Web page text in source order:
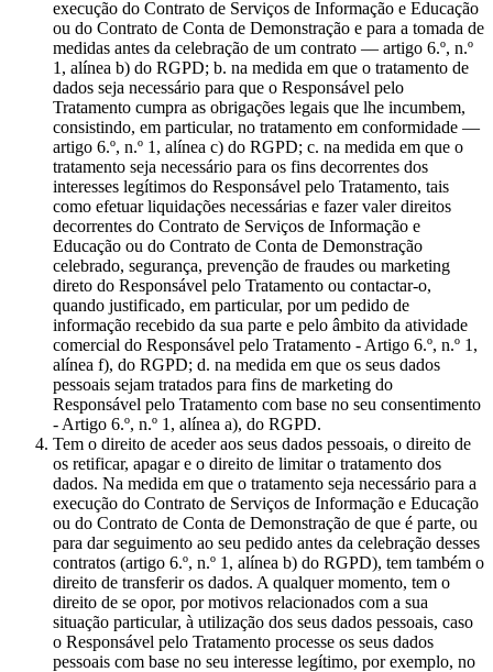
execução do Contrato de Serviços de Informação e Educação
ou do Contrato de Conta de Demonstração e para a tomada de
medidas antes da celebração de um contrato — artigo 6.º, n.º
1, alínea b) do RGPD; b. na medida em que o tratamento de
dados seja necessário para que o Responsável pelo
Tratamento cumpra as obrigações legais que lhe incumbem,
consistindo, em particular, no tratamento em conformidade —
artigo 6.º, n.º 1, alínea c) do RGPD; c. na medida em que o
tratamento seja necessário para os fins decorrentes dos
interesses legítimos do Responsável pelo Tratamento, tais
como efetuar liquidações necessárias e fazer valer direitos
decorrentes do Contrato de Serviços de Informação e
Educação ou do Contrato de Conta de Demonstração
celebrado, segurança, prevenção de fraudes ou marketing
direto do Responsável pelo Tratamento ou contactar-o,
quando justificado, em particular, por um pedido de
informação recebido da sua parte e pelo âmbito da atividade
comercial do Responsável pelo Tratamento - Artigo 6.º, n.º 1,
alínea f), do RGPD; d. na medida em que os seus dados
pessoais sejam tratados para fins de marketing do
Responsável pelo Tratamento com base no seu consentimento
- Artigo 6.º, n.º 1, alínea a), do RGPD.
Tem o direito de aceder aos seus dados pessoais, o direito de
os retificar, apagar e o direito de limitar o tratamento dos
dados. Na medida em que o tratamento seja necessário para a
execução do Contrato de Serviços de Informação e Educação
ou do Contrato de Conta de Demonstração de que é parte, ou
para dar seguimento ao seu pedido antes da celebração desses
contratos (artigo 6.º, n.º 1, alínea b) do RGPD), tem também o
direito de transferir os dados. A qualquer momento, tem o
direito de se opor, por motivos relacionados com a sua
situação particular, à utilização dos seus dados pessoais, caso
o Responsável pelo Tratamento processe os seus dados
pessoais com base no seu interesse legítimo, por exemplo, no